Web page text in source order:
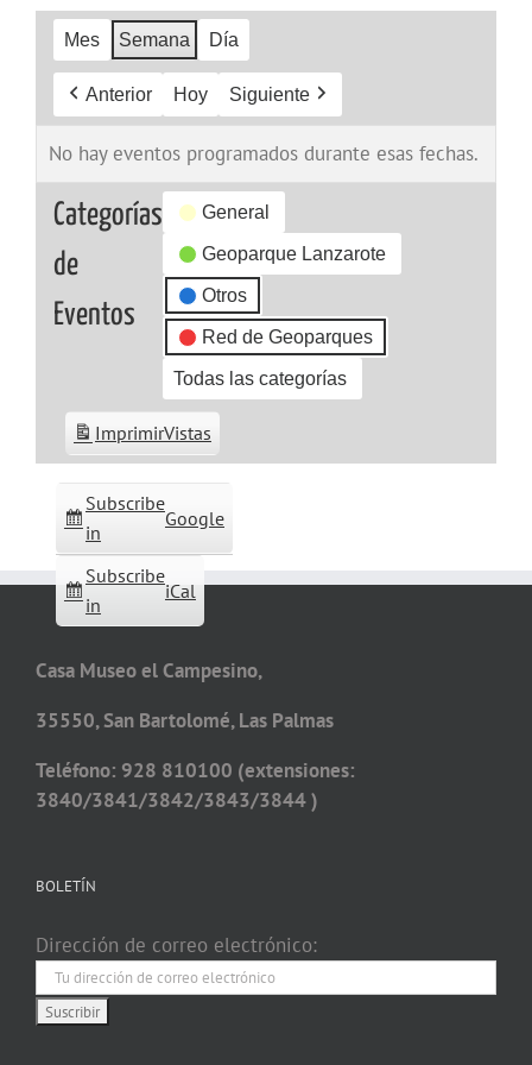
Mes Semana Día
Anterior Hoy Siguiente
No hay eventos programados durante esas fechas.
Categorías
de
Eventos
General
Geoparque Lanzarote
Otros
Red de Geoparques
Todas las categorías
Subscribe
in
Google
Subscribe
in
iCal
ImprimirVistas
Casa Museo el Campesino,
35550, San Bartolomé, Las Palmas
Teléfono: 928 810100 (extensiones:
3840/3841/3842/3843/3844 )
BOLETÍN
Dirección de correo electrónico: